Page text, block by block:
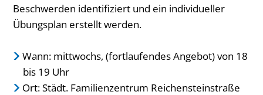
Beschwerden identifiziert und ein individueller
Übungsplan erstellt werden.
Wann: mittwochs, (fortlaufendes Angebot) von 18
bis 19 Uhr
Ort: Städt. Familienzentrum Reichensteinstraße